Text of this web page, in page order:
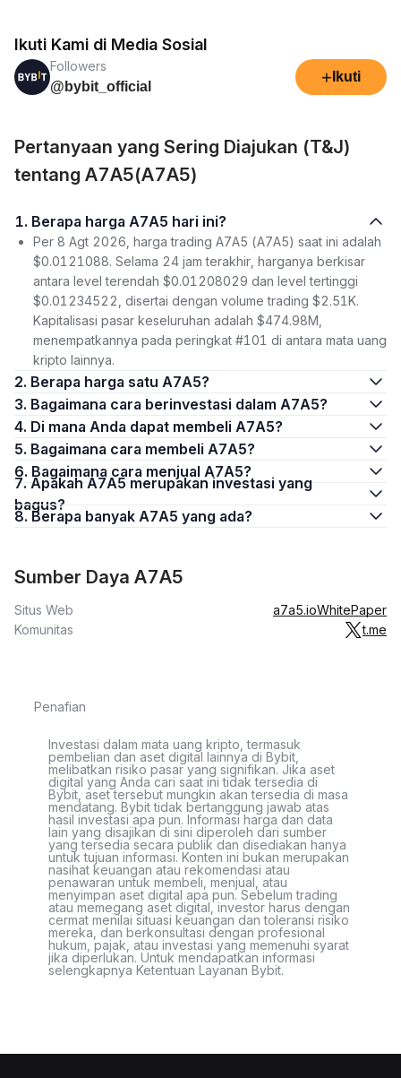
Ikuti Kami di Media Sosial
Followers
@bybit_official
+ Ikuti
Pertanyaan yang Sering Diajukan (T&J)
tentang A7A5(A7A5)
1. Berapa harga A7A5 hari ini?
Per 8 Agt 2026, harga trading A7A5 (A7A5) saat ini adalah
$0.0121088. Selama 24 jam terakhir, harganya berkisar
antara level terendah $0.01208029 dan level tertinggi
$0.01234522, disertai dengan volume trading $2.51K.
Kapitalisasi pasar keseluruhan adalah $474.98M,
menempatkannya pada peringkat #101 di antara mata uang
kripto lainnya.
2. Berapa harga satu A7A5?
3. Bagaimana cara berinvestasi dalam A7A5?
4. Di mana Anda dapat membeli A7A5?
5. Bagaimana cara membeli A7A5?
6. Bagaimana cara menjual A7A5?
7. Apakah A7A5 merupakan investasi yang
bagus?
8. Berapa banyak A7A5 yang ada?
Sumber Daya A7A5
Situs Web a7a5.ioWhitePaper
Komunitas
t.me
Penafian
Investasi dalam mata uang kripto, termasuk
pembelian dan aset digital lainnya di Bybit,
melibatkan risiko pasar yang signifikan. Jika aset
digital yang Anda cari saat ini tidak tersedia di
Bybit, aset tersebut mungkin akan tersedia di masa
mendatang. Bybit tidak bertanggung jawab atas
hasil investasi apa pun. Informasi harga dan data
lain yang disajikan di sini diperoleh dari sumber
yang tersedia secara publik dan disediakan hanya
untuk tujuan informasi. Konten ini bukan merupakan
nasihat keuangan atau rekomendasi atau
penawaran untuk membeli, menjual, atau
menyimpan aset digital apa pun. Sebelum trading
atau memegang aset digital, investor harus dengan
cermat menilai situasi keuangan dan toleransi risiko
mereka, dan berkonsultasi dengan profesional
hukum, pajak, atau investasi yang memenuhi syarat
jika diperlukan. Untuk mendapatkan informasi
selengkapnya Ketentuan Layanan Bybit.